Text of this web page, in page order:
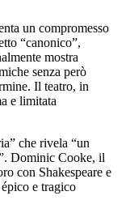
un compromesso
“canonico”,
mostra
senza però
Il teatro, in
e limitata
che rivela “un
Dominic Cooke, il
con Shakespeare e
e tragico